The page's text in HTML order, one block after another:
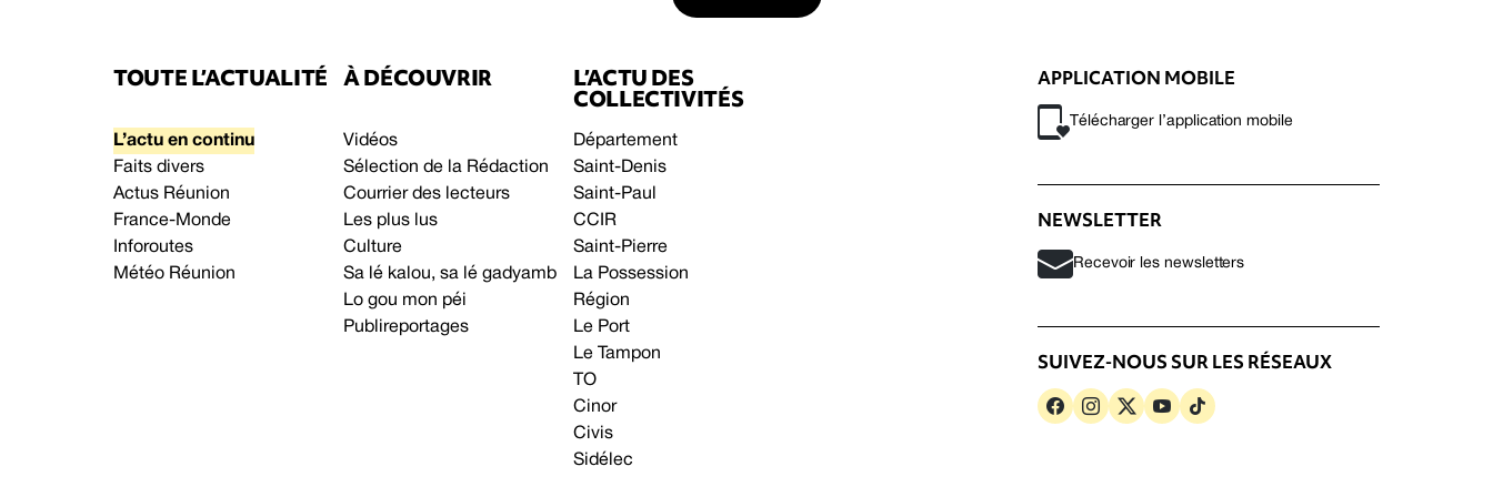
TOUTE L’ACTUALITÉ
L’actu en continu
Faits divers
Actus Réunion
France-Monde
Inforoutes
Météo Réunion
À DÉCOUVRIR
Vidéos
Sélection de la Rédaction
Courrier des lecteurs
Les plus lus
Culture
Sa lé kalou, sa lé gadyamb
Lo gou mon péi
Publireportages
L’ACTU DES
COLLECTIVITÉS
Département
Saint-Denis
Saint-Paul
CCIR
Saint-Pierre
La Possession
Région
Le Port
Le Tampon
TO
Cinor
Civis
Sidélec
APPLICATION MOBILE
Télécharger l’application mobile
NEWSLETTER
Recevoir les newsletters
SUIVEZ-NOUS SUR LES RÉSEAUX